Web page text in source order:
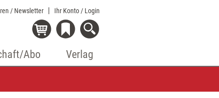
/ Newsletter Ihr Konto / Login
Abo Verlag